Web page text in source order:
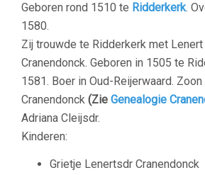
Geboren rond 1510 te Ridderkerk.
1580.
Zij trouwde te Ridderkerk met
Cranendonck. Geboren in 1505 te
1581. Boer in Oud-Reijerwaard.
Cranendonck (Zie Genealogie
Adriana Cleijsdr.
Kinderen:
Grietje Lenertsdr